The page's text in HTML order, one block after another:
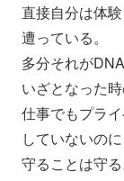
直接自分は体験
遭っている。
多分それが
いざとなった
仕事でもプラ
していないのに
守ることは守